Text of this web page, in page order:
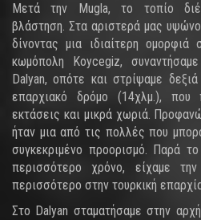
Μετά την Mugla, το τοπίο
βλάστηση. Στα αριστερά μας
δίνοντας μια ιδιαίτερη
κωμόπολη Koycegiz,
Dalyan, οπότε και στρίψαμε
επαρχιακό δρόμο (14χλμ.), που
εκτάσεις και μικρά χωριά.
ήταν μια από τις πολλές που
συγκεκριμένο προορισμό. Παρά
περισσότερο χρόνο, είχαμε
περισσότερο στην τουρκική
Στο Dalyan σταματήσαμε στην